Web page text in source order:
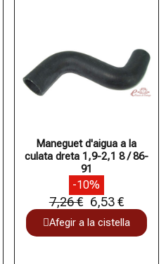
Maneguet d'aigua a la
culata dreta 1,9-2,1 8 / 86-
91
-10%
7,26 € 6,53 €
Afegir a la cistella